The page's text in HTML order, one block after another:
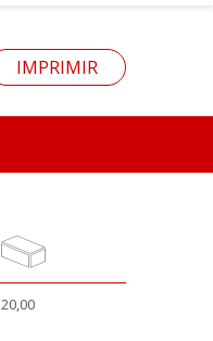
IMPRIMIR
20,00